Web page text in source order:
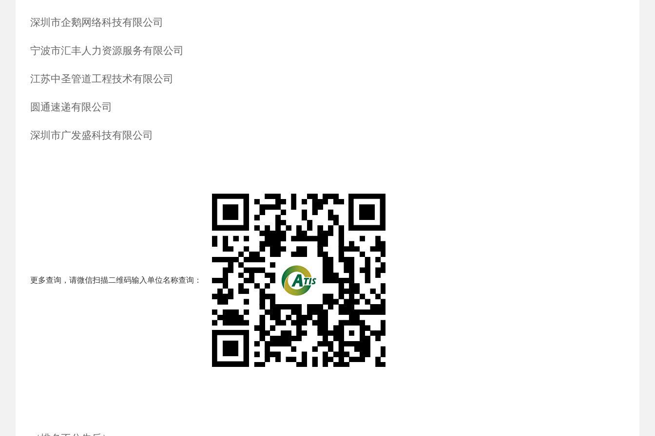
深圳市企鹅网络科技有限公司
宁波市汇丰人力资源服务有限公司
江苏中圣管道工程技术有限公司
圆通速递有限公司
深圳市广发盛科技有限公司
更多查询，请微信扫描二维码输入单位名称查询：